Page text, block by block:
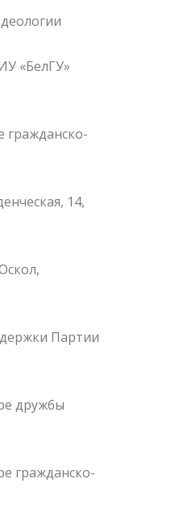
«БелГУ»
гражданско-
14,
Партии
дружбы
гражданско-